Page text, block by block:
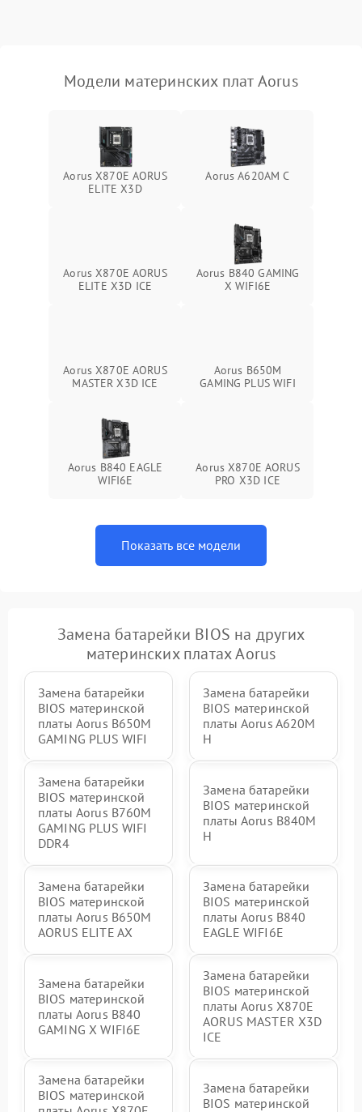
Модели материнских плат Aorus
Aorus X870E AORUS
ELITE X3D
Aorus A620AM C
Aorus X870E AORUS
ELITE X3D ICE
Aorus B840 GAMING
X WIFI6E
Aorus X870E AORUS
MASTER X3D ICE
Aorus B650M
GAMING PLUS WIFI
Aorus B840 EAGLE
WIFI6E
Aorus X870E AORUS
PRO X3D ICE
Показать все модели
Замена батарейки BIOS на других
материнских платах Aorus
Замена батарейки
BIOS материнской
платы Aorus B650M
GAMING PLUS WIFI
Замена батарейки
BIOS материнской
платы Aorus A620M
H
Замена батарейки
BIOS материнской
платы Aorus B760M
GAMING PLUS WIFI
DDR4
Замена батарейки
BIOS материнской
платы Aorus B840M
H
Замена батарейки
BIOS материнской
платы Aorus B650M
AORUS ELITE AX
Замена батарейки
BIOS материнской
платы Aorus B840
EAGLE WIFI6E
Замена батарейки
BIOS материнской
платы Aorus B840
GAMING X WIFI6E
Замена батарейки
BIOS материнской
платы Aorus X870E
AORUS MASTER X3D
ICE
Замена батарейки
BIOS материнской
Замена батарейки
BIOS материнской